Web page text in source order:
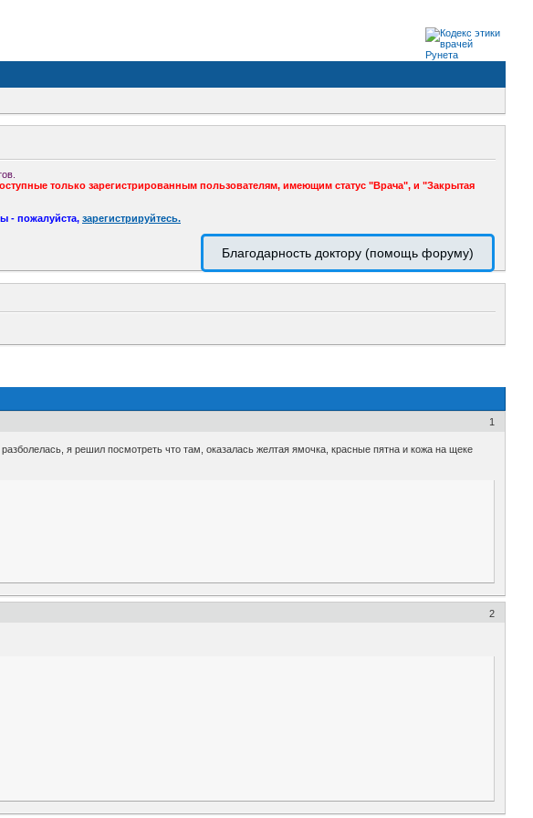
только зарегистрированным пользователям, имеющим статус "Врача", и "Закрытая
- пожалуйста, зарегистрируйтесь.
Благодарность доктору (помощь форуму)
1
я решил посмотреть что там, оказалась желтая ямочка, красные пятна и кожа на щеке
2